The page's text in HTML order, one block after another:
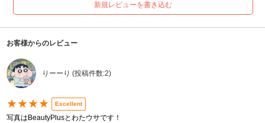
新規レビューを書き込む
お客様からのレビュー
りーーり (投稿件数:2)
★★★★ Excellent
写真はBeautyPlusとわたウサです！